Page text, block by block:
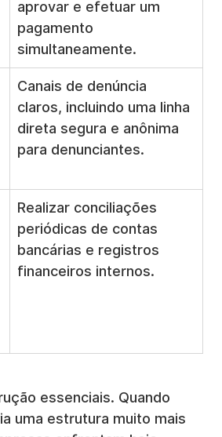
aprovar e efetuar um
pagamento
simultaneamente.
Canais de denúncia
claros, incluindo uma linha
direta segura e anônima
para denunciantes.
Realizar conciliações
periódicas de contas
bancárias e registros
financeiros internos.
essenciais. Quando
uma estrutura muito mais